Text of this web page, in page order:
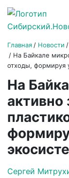
Главная Новости
На Байкале
отходы, формируя
На
активно
Сергей